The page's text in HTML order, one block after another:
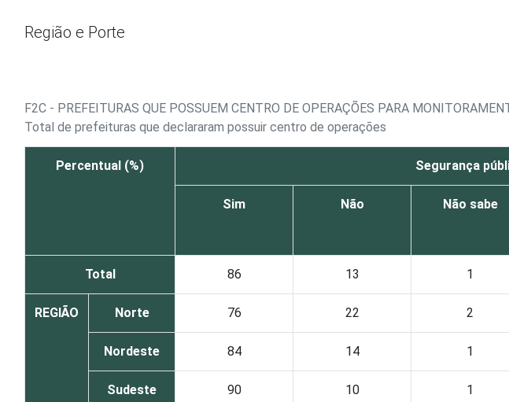
Região e Porte
F2C - PREFEITURAS QUE POSSUEM CENTRO DE OPERAÇÕES PARA
Total de prefeituras que declararam possuir centro de operações
Percentual (%) Segurança
Sim Não Não sabe
Total 86 13 1
REGIÃO Norte 76 22 2
Nordeste 84 14 1
Sudeste 90 10 1